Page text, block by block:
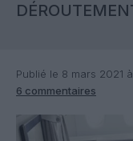
Publié le 8 mars 2021
6 commentaires